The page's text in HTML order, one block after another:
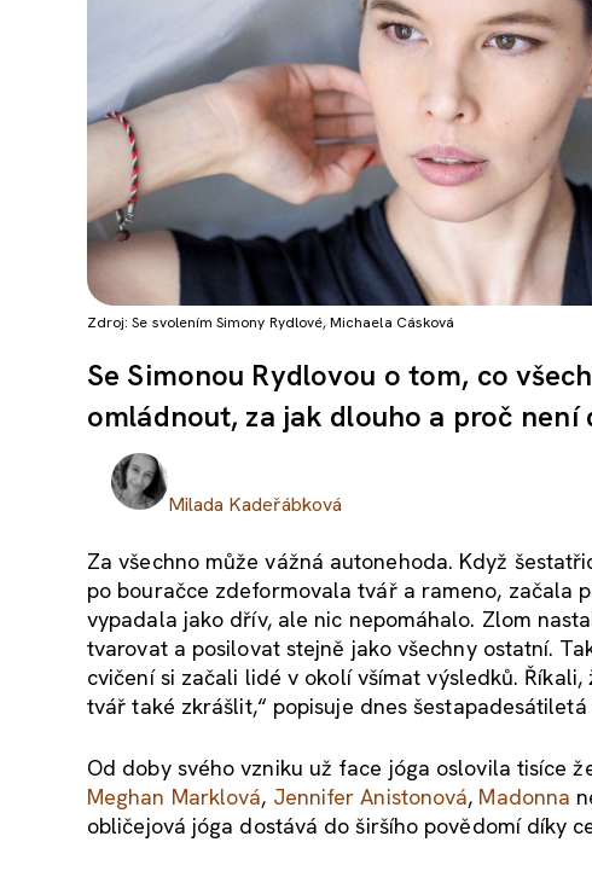
Zdroj: Se svolením Simony Rydlové, Michaela Cásková
Se Simonou Rydlovou o tom, co
omládnout, za jak dlouho a proč
Milada Kadeřábková
Za všechno může vážná autonehoda. Když
po bouračce zdeformovala tvář a rameno, začala
vypadala jako dřív, ale nic nepomáhalo. Zlom
tvarovat a posilovat stejně jako všechny ostatní.
cvičení si začali lidé v okolí všímat výsledků.
tvář také zkrášlit,“ popisuje dnes
Od doby svého vzniku už face jóga oslovila tisíce
Meghan Marklová, Jennifer Anistonová, Madonna
obličejová jóga dostává do širšího povědomí díky